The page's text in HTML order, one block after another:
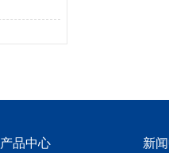
产品中心 新